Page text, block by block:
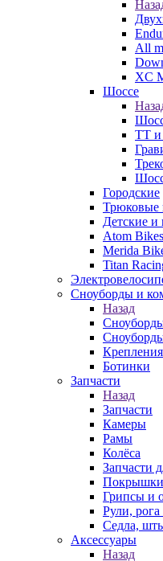
All
XC
Шоссе
ТТ и
Городские
Трюковые
Детские и
Atom Bikes
Merida
Titan
Cноуборды и
Назад
Крепления
Ботинки
Запчасти
Назад
Запчасти
Камеры
Рамы
Колёса
Запчасти
Покрышки
Грипсы и
Рули,
Седла,
Аксессуары
Назад